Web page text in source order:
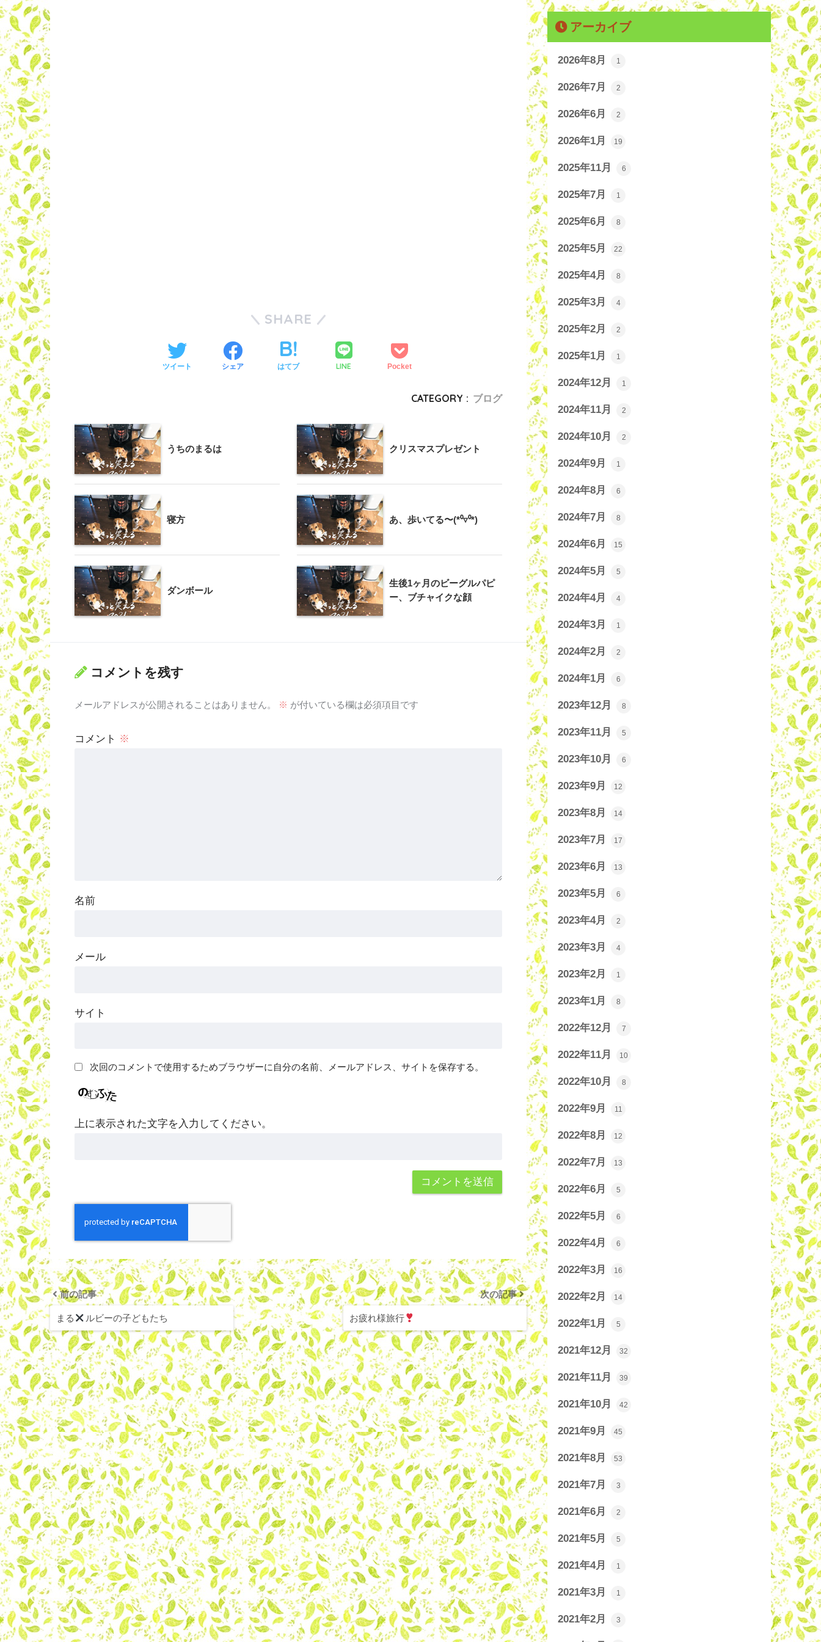
SHARE
ツイート シェア はてブ LINE Pocket
CATEGORY : ブログ
うちのまるは クリスマスプレゼント
寝方 あ、歩いてる〜(*⁰▿⁰*)
ダンボール
生後1ヶ月のビーグルパピ
ー、ブチャイクな顔
コメントを残す
メールアドレスが公開されることはありません。 ※ が付いている欄は必須項目です
コメント ※
名前
メール
サイト
次回のコメントで使用するためブラウザーに自分の名前、メールアドレス、サイトを保存する。
上に表示された文字を入力してください。
前の記事
まる ルビーの子どもたち
次の記事
お疲れ様旅行
アーカイブ
2026年8月 1
2026年7月 2
2026年6月 2
2026年1月 19
2025年11月 6
2025年7月 1
2025年6月 8
2025年5月 22
2025年4月 8
2025年3月 4
2025年2月 2
2025年1月 1
2024年12月 1
2024年11月 2
2024年10月 2
2024年9月 1
2024年8月 6
2024年7月 8
2024年6月 15
2024年5月 5
2024年4月 4
2024年3月 1
2024年2月 2
2024年1月 6
2023年12月 8
2023年11月 5
2023年10月 6
2023年9月 12
2023年8月 14
2023年7月 17
2023年6月 13
2023年5月 6
2023年4月 2
2023年3月 4
2023年2月 1
2023年1月 8
2022年12月 7
2022年11月 10
2022年10月 8
2022年9月 11
2022年8月 12
2022年7月 13
2022年6月 5
2022年5月 6
2022年4月 6
2022年3月 16
2022年2月 14
2022年1月 5
2021年12月 32
2021年11月 39
2021年10月 42
2021年9月 45
2021年8月 53
2021年7月 3
2021年6月 2
2021年5月 5
2021年4月 1
2021年3月 1
2021年2月 3